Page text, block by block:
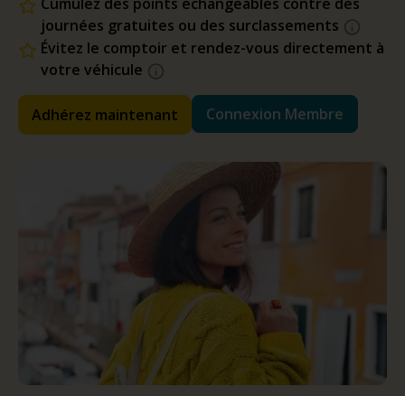
journées gratuites ou des surclassements
Évitez le comptoir et rendez-vous directement à
votre véhicule
Adhérez maintenant Connexion Membre